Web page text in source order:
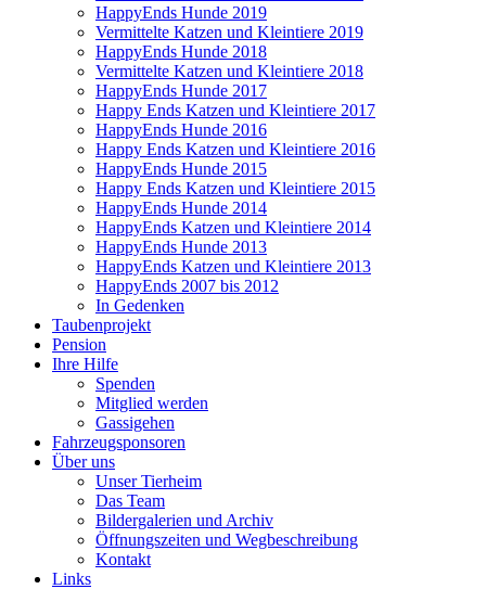
HappyEnds Hunde 2019
Vermittelte Katzen und Kleintiere 2019
HappyEnds Hunde 2018
Vermittelte Katzen und Kleintiere 2018
HappyEnds Hunde 2017
Happy Ends Katzen und Kleintiere 2017
HappyEnds Hunde 2016
Happy Ends Katzen und Kleintiere 2016
HappyEnds Hunde 2015
Happy Ends Katzen und Kleintiere 2015
HappyEnds Hunde 2014
HappyEnds Katzen und Kleintiere 2014
HappyEnds Hunde 2013
HappyEnds Katzen und Kleintiere 2013
HappyEnds 2007 bis 2012
In Gedenken
Taubenprojekt
Pension
Ihre Hilfe
Spenden
Mitglied werden
Gassigehen
Fahrzeugsponsoren
Über uns
Unser Tierheim
Das Team
Bildergalerien und Archiv
Öffnungszeiten und Wegbeschreibung
Kontakt
Links